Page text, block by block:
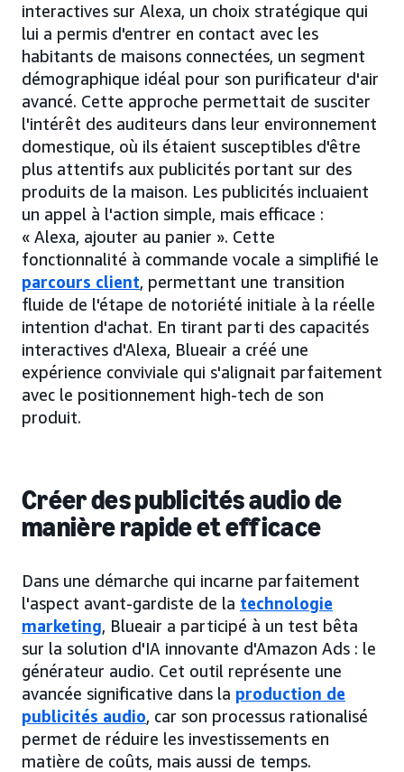
interactives sur Alexa, un choix stratégique qui
lui a permis d'entrer en contact avec les
habitants de maisons connectées, un segment
démographique idéal pour son purificateur d'air
avancé. Cette approche permettait de susciter
l'intérêt des auditeurs dans leur environnement
domestique, où ils étaient susceptibles d'être
plus attentifs aux publicités portant sur des
produits de la maison. Les publicités incluaient
un appel à l'action simple, mais efficace :
« Alexa, ajouter au panier ». Cette
fonctionnalité à commande vocale a simplifié le
parcours client, permettant une transition
fluide de l'étape de notoriété initiale à la réelle
intention d'achat. En tirant parti des capacités
interactives d'Alexa, Blueair a créé une
expérience conviviale qui s'alignait parfaitement
avec le positionnement high-tech de son
produit.
Créer des publicités audio de
manière rapide et efficace
Dans une démarche qui incarne parfaitement
l'aspect avant-gardiste de la technologie
marketing, Blueair a participé à un test bêta
sur la solution d'IA innovante d'Amazon Ads : le
générateur audio. Cet outil représente une
avancée significative dans la production de
publicités audio, car son processus rationalisé
permet de réduire les investissements en
matière de coûts, mais aussi de temps.